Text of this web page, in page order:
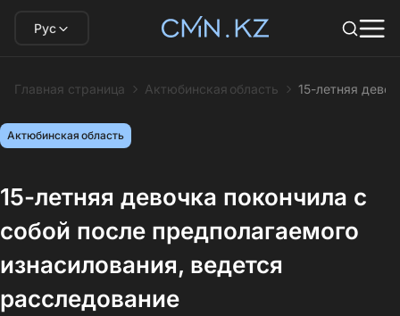
Рус
Главная страница Актюбинская область 15-летняя
Актюбинская область
15-летняя девочка покончила с
собой после предполагаемого
изнасилования, ведется
расследование